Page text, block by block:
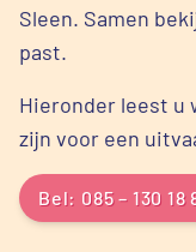
Sleen. Samen
past.
Hieronder leest u
zijn voor een
Bel: 085 – 130 18